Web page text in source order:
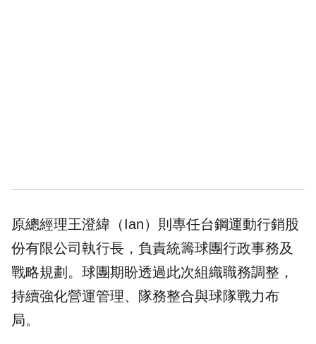
原總經理王澄緯 （Ian）則專任台鋼運動行銷股
份有限公司執行長，負責統籌球團行政事務及
戰略規劃。球團期盼透過此次組織職務調整，
持續強化營運管理、隊務整合與球隊戰力布
局。